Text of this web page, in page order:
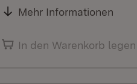
Mehr Informationen
In den Warenkorb legen